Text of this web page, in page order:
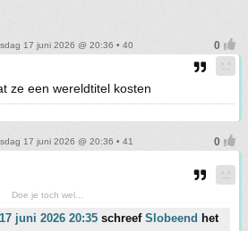
17 juni 2026 @ 20:36 • 40
ze een wereldtitel kosten
17 juni 2026 @ 20:36 • 41
Doe je toch wel...
juni 2026 20:35 schreef Slobeend het